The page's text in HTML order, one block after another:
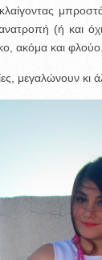
(ή και
ακόμα και φλούο.
μεγαλώνουν κι